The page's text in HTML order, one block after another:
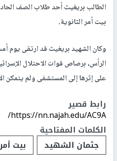
الطالب بريغيث أحد طلاب الصف
بيت أمر الثانوية.
وكان الشهيد بريغيث قد ارتقى يوم
الرأس، برصاص قوات الاحتلال
على إثرها إلى المستشفى ولم يتمكن
رابط قصير
https://nn.najah.edu/AC9A/
الكلمات المفتاحية
جثمان الشهيد
بيت أمر